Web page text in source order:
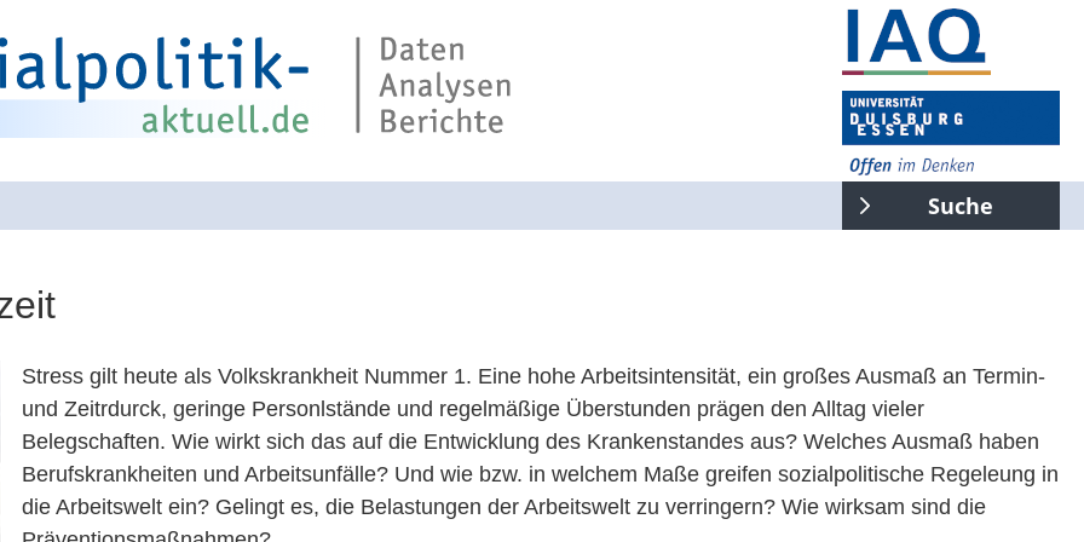
Suche
Suchen
Stress gilt heute als Volkskrankheit Nummer 1. Eine hohe Arbeitsintensität, ein großes Ausmaß an Termin-
und Zeitrdurck, geringe Personlstände und regelmäßige Überstunden prägen den Alltag vieler
Belegschaften. Wie wirkt sich das auf die Entwicklung des Krankenstandes aus? Welches Ausmaß haben
Berufskrankheiten und Arbeitsunfälle? Und wie bzw. in welchem Maße greifen sozialpolitische Regeleung in
die Arbeitswelt ein? Gelingt es, die Belastungen der Arbeitswelt zu verringern? Wie wirksam sind die